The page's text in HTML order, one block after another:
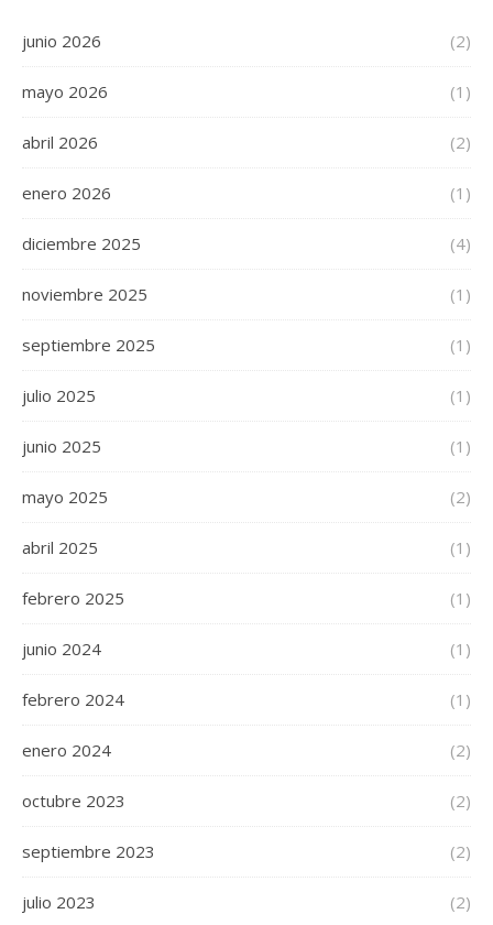
junio 2026 (2)
mayo 2026 (1)
abril 2026 (2)
enero 2026 (1)
diciembre 2025 (4)
noviembre 2025 (1)
septiembre 2025 (1)
julio 2025 (1)
junio 2025 (1)
mayo 2025 (2)
abril 2025 (1)
febrero 2025 (1)
junio 2024 (1)
febrero 2024 (1)
enero 2024 (2)
octubre 2023 (2)
septiembre 2023 (2)
julio 2023 (2)